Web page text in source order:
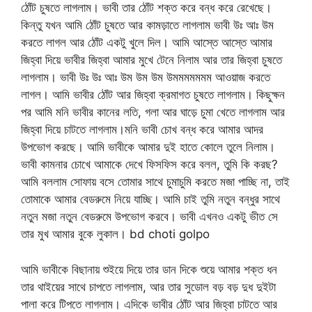
ঠোঁট চুষতে লাগলাম। ভাবী তার ঠোঁট শক্ত করে বন্ধ করে রেখেছে।
কিন্তু যখন আমি ঠোঁট চুষতে আর কামড়াতে লাগলাম ভাবী উঃ আঃ উম
করতে লাগল আর ঠোঁট একটু খুলে দিল। আমি আস্তে আস্তে আমার
জিহ্বা দিয়ে ভাবীর জিহ্বা আমার মুখে টেনে নিলাম আর তার জিহ্বা চুষতে
লাগলাম। ভাবী উঃ উঃ আঃ উম উম উম উমমমমমমম আওয়াজ করতে
লাগল। আমি ভাবীর ঠোঁট আর জিহ্বা ক্রমাগত চুষতে লাগলাম। কিছুক্ষন
পর আমি মনি ভাবীর কানের লতি, গলা আর ঘাড়ে চুমা খেতে লাগলাম আর
জিহ্বা দিয়ে চাটতে লাগলাম।মনি ভাবী চোখ বন্ধ করে আমার আদর
উপভোগ করছে। আমি ভাবীকে আমার দুই হাতে কোলে তুলে নিলাম।
ভাবী কামনার চোখে আমাকে দেখে ফিসফিস করে বলল, তুমি কি করছ?
আমি বললাম সোফায় বসে তোমার সাথে চুমাচুমি করতে মজা পাচ্ছি না, তাই
তোমাকে আমার বেডরুমে নিয়ে যাচ্ছি। আমি চাই তুমি নতুন বন্ধুর সাথে
নতুন মজা নতুন বেডরুমে উপভোগ করবে। ভাবী এখনও একটু ভীত সে
তার মুখ আমার বুকে লুকাল। bd choti golpo
আমি ভাবীকে বিছানায় শুইয়ে দিয়ে তার ডান দিকে শুয়ে আমার শক্ত ধন
তার থাইয়ের সাথে চাপতে লাগলাম, আর তার সুডোল বড় বড় দুধ দুইটা
পালা করে টিপতে লাগলাম। এদিকে ভাবীর ঠোঁট আর জিহ্বা চাটতে আর